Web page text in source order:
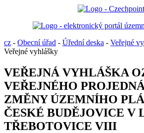
cz - Obecní úřad - Úřední deska - Veřejné
Veřejné vyhlášky
VEŘEJNÁ VYHLÁŠKA
VEŘEJNÉHO
ZMĚNY ÚZEMNÍHO
ČESKÉ BUDĚJOVICE V
TŘEBOTOVICE VIII